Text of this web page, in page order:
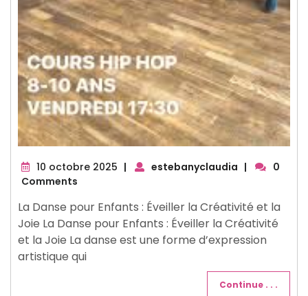
10 octobre 2025 10| estebanyclaudia |
0
Comments
La Danse pour Enfants : Éveiller la Créativité et la
Joie La Danse pour Enfants : Éveiller la Créativité
et la Joie La danse est une forme d’expression
artistique qui
Continue . . .